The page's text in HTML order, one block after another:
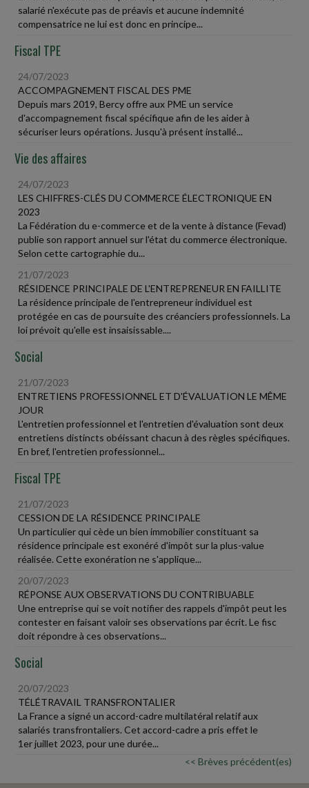
salarié n'exécute pas de préavis et aucune indemnité
compensatrice ne lui est donc en principe...
Fiscal TPE
24/07/2023
ACCOMPAGNEMENT FISCAL DES PME
Depuis mars 2019, Bercy offre aux PME un service
d'accompagnement fiscal spécifique afin de les aider à
sécuriser leurs opérations. Jusqu'à présent installé...
Vie des affaires
24/07/2023
LES CHIFFRES-CLÉS DU COMMERCE ÉLECTRONIQUE EN
2023
La Fédération du e-commerce et de la vente à distance (Fevad)
publie son rapport annuel sur l'état du commerce électronique.
Selon cette cartographie du...
21/07/2023
RÉSIDENCE PRINCIPALE DE L'ENTREPRENEUR EN FAILLITE
La résidence principale de l'entrepreneur individuel est
protégée en cas de poursuite des créanciers professionnels. La
loi prévoit qu'elle est insaisissable....
Social
21/07/2023
ENTRETIENS PROFESSIONNEL ET D'ÉVALUATION LE MÊME
JOUR
L'entretien professionnel et l'entretien d'évaluation sont deux
entretiens distincts obéissant chacun à des règles spécifiques.
En bref, l'entretien professionnel...
Fiscal TPE
21/07/2023
CESSION DE LA RÉSIDENCE PRINCIPALE
Un particulier qui cède un bien immobilier constituant sa
résidence principale est exonéré d'impôt sur la plus-value
réalisée. Cette exonération ne s'applique...
20/07/2023
RÉPONSE AUX OBSERVATIONS DU CONTRIBUABLE
Une entreprise qui se voit notifier des rappels d'impôt peut les
contester en faisant valoir ses observations par écrit. Le fisc
doit répondre à ces observations...
Social
20/07/2023
TÉLÉTRAVAIL TRANSFRONTALIER
La France a signé un accord-cadre multilatéral relatif aux
salariés transfrontaliers. Cet accord-cadre a pris effet le
1er juillet 2023, pour une durée...
<< Brèves précédent(es)